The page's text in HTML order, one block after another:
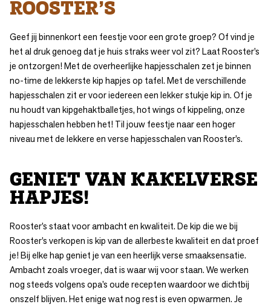
ROOSTER’S
Geef jij binnenkort een feestje voor een grote groep? Of vind je
het al druk genoeg dat je huis straks weer vol zit? Laat Rooster’s
je ontzorgen! Met de overheerlijke hapjesschalen zet je binnen
no-time de lekkerste kip hapjes op tafel. Met de verschillende
hapjesschalen zit er voor iedereen een lekker stukje kip in. Of je
nu houdt van kipgehaktballetjes, hot wings of kippeling, onze
hapjesschalen hebben het! Til jouw feestje naar een hoger
niveau met de lekkere en verse hapjesschalen van Rooster’s.
GENIET VAN KAKELVERSE
HAPJES!
Rooster’s staat voor ambacht en kwaliteit. De kip die we bij
Rooster’s verkopen is kip van de allerbeste kwaliteit en dat proef
je! Bij elke hap geniet je van een heerlijk verse smaaksensatie.
Ambacht zoals vroeger, dat is waar wij voor staan. We werken
nog steeds volgens opa’s oude recepten waardoor we dichtbij
onszelf blijven. Het enige wat nog rest is even opwarmen. Je